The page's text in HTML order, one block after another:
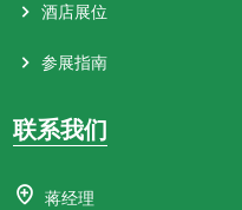
酒店展位
参展指南
联系我们
蒋经理